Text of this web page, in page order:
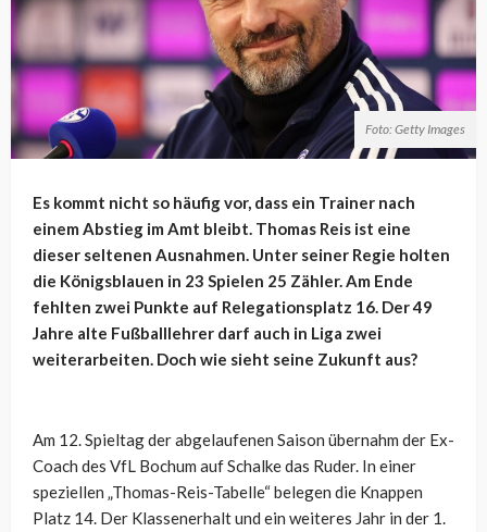
Foto: Getty Images
Es kommt nicht so häufig vor, dass ein Trainer nach
einem Abstieg im Amt bleibt. Thomas Reis ist eine
dieser seltenen Ausnahmen. Unter seiner Regie holten
die Königsblauen in 23 Spielen 25 Zähler. Am Ende
fehlten zwei Punkte auf Relegationsplatz 16. Der 49
Jahre alte Fußballlehrer darf auch in Liga zwei
weiterarbeiten. Doch wie sieht seine Zukunft aus?
Am 12. Spieltag der abgelaufenen Saison übernahm der Ex-
Coach des VfL Bochum auf Schalke das Ruder. In einer
speziellen „Thomas-Reis-Tabelle“ belegen die Knappen
Platz 14. Der Klassenerhalt und ein weiteres Jahr in der 1.